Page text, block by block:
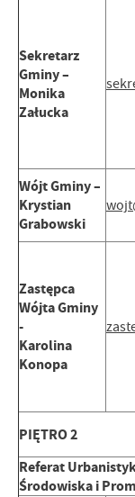
Sekretarz
Gminy –
Monika
Załucka
Wójt Gminy –
Krystian
Grabowski
Zastępca
Wójta Gminy
-
Karolina
Konopa
PIĘTRO 2
Referat
Środowiska i